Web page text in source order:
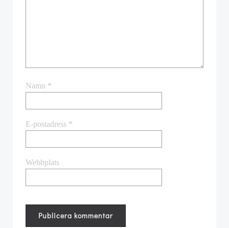
Namn *
E-postadress *
Webbplats